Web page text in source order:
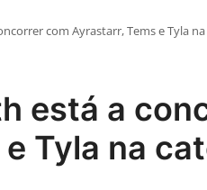
com Ayrastarr, Tems e Tyla
está a
Tyla na